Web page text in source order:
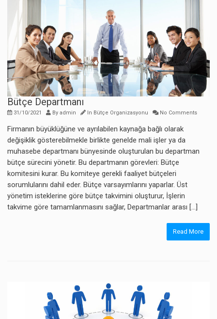
Bütçe Departmanı
31/10/2021 By admin In Bütçe Organizasyonu No Comments
Firmanın büyüklüğüne ve ayrılabilen kaynağa bağlı olarak
değişiklik gösterebilmekle birlikte genelde mali işler ya da
muhasebe departmanı bünyesinde oluşturulan bu departman
bütçe sürecini yönetir. Bu departmanın görevleri: Bütçe
komitesini kurar. Bu komiteye gerekli faaliyet bütçeleri
sorumlularını dahil eder. Bütçe varsayımlarını yaparlar. Üst
yönetim isteklerine göre bütçe takvimini oluşturur, İşlerin
takvime göre tamamlanmasını sağlar, Departmanlar arası […]
Read More